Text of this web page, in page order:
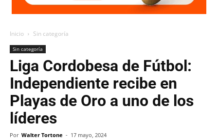
Inicio Sin categoría
Sin categoría
Liga Cordobesa de Fútbol:
Independiente recibe en
Playas de Oro a uno de los
líderes
Por Walter Tortone - 17 mayo, 2024